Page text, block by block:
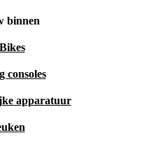
binnen
consoles
apparatuur